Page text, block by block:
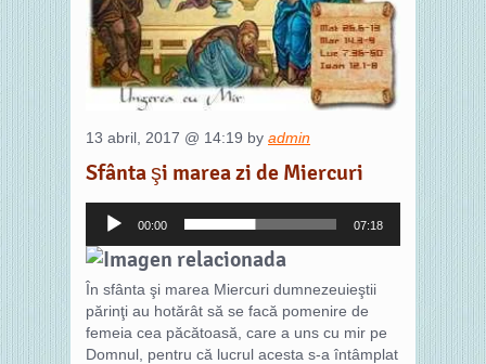
13 abril, 2017 @ 14:19 by admin
Sfânta şi marea zi de Miercuri
Reproductor
audio
00:00 07:18
În sfânta şi marea Miercuri dumnezeuieştii
părinţi au hotărât să se facă pomenire de
femeia cea păcătoasă, care a uns cu mir pe
Domnul, pentru că lucrul acesta s-a întâmplat